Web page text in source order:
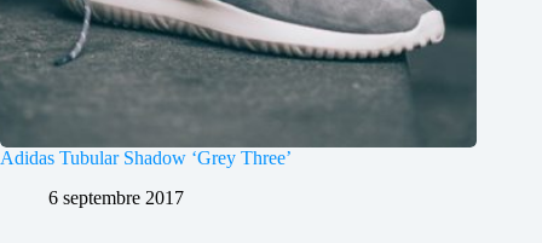
Adidas Tubular Shadow ‘Grey Three’
6 septembre 2017